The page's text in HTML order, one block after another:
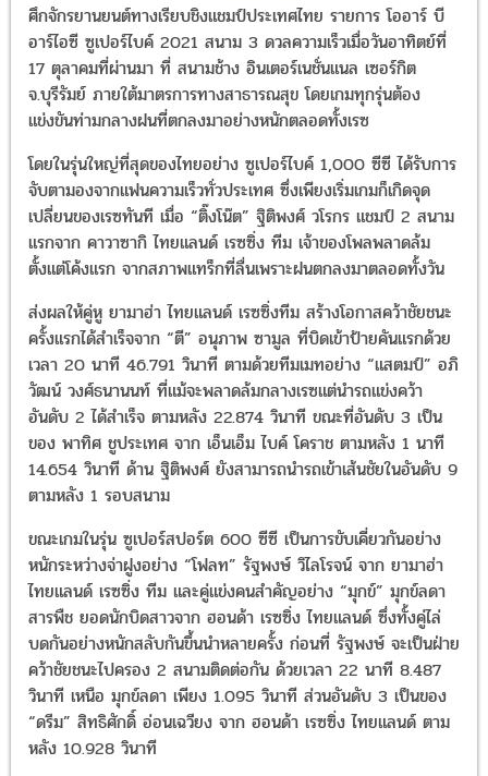
ศึกจักรยานยนต์ทางเรียบชิงแชมป์ประเทศไทย รายการ โออาร์ บี
อาร์ไอซี ซูเปอร์ไบค์ 2021 สนาม 3 ดวลความเร็วเมื่อวันอาทิตย์ที่
17 ตุลาคมที่ผ่านมา ที่ สนามช้าง อินเตอร์เนชั่นแนล เซอร์กิต
จ.บุรีรัมย์ ภายใต้มาตรการทางสาธารณสุข โดยเกมทุกรุ่นต้อง
แข่งขันท่ามกลางฝนที่ตกลงมาอย่างหนักตลอดทั้งเรซ
โดยในรุ่นใหญ่ที่สุดของไทยอย่าง ซูเปอร์ไบค์ 1,000 ซีซี ได้รับการ
จับตามองจากแฟนความเร็วทั่วประเทศ ซึ่งเพียงเริ่มเกมก็เกิดจุด
เปลี่ยนของเรซทันที เมื่อ “ติ๊งโน๊ต” ฐิติพงศ์ วโรกร แชมป์ 2 สนาม
แรกจาก คาวาซากิ ไทยแลนด์ เรซซิ่ง ทีม เจ้าของโพลพลาดล้ม
ตั้งแต่โค้งแรก จากสภาพแทร็กที่ลื่นเพราะฝนตกลงมาตลอดทั้งวัน
ส่งผลให้คู่หู ยามาฮ่า ไทยแลนด์ เรซซิ่งทีม สร้างโอกาสคว้าชัยชนะ
ครั้งแรกได้สำเร็จจาก “ตี” อนุภาพ ซามูล ที่บิดเข้าป้ายคันแรกด้วย
เวลา 20 นาที 46.791 วินาที ตามด้วยทีมเมทอย่าง “แสตมป์” อภิ
วัฒน์ วงศ์ธนานนท์ ที่แม้จะพลาดล้มกลางเรซแต่นำรถแข่งคว้า
อันดับ 2 ได้สำเร็จ ตามหลัง 22.874 วินาที ขณะที่อันดับ 3 เป็น
ของ พาทิศ ชูประเทศ จาก เอ็นเอ็ม ไบค์ โคราช ตามหลัง 1 นาที
14.654 วินาที ด้าน ฐิติพงศ์ ยังสามารถนำรถเข้าเส้นชัยในอันดับ 9
ตามหลัง 1 รอบสนาม
ขณะเกมในรุ่น ซูเปอร์สปอร์ต 600 ซีซี เป็นการขับเคี่ยวกันอย่าง
หนักระหว่างจ่าฝูงอย่าง “โฟลท” รัฐพงษ์ วิไลโรจน์ จาก ยามาฮ่า
ไทยแลนด์ เรซซิ่ง ทีม และคู่แข่งคนสำคัญอย่าง “มุกข์” มุกข์ลดา
สารพืช ยอดนักบิดสาวจาก ฮอนด้า เรซซิ่ง ไทยแลนด์ ซึ่งทั้งคู่ไล่
บดกันอย่างหนักสลับกันขึ้นนำหลายครั้ง ก่อนที่ รัฐพงษ์ จะเป็นฝ่าย
คว้าชัยชนะไปครอง 2 สนามติดต่อกัน ด้วยเวลา 22 นาที 8.487
วินาที เหนือ มุกข์ลดา เพียง 1.095 วินาที ส่วนอันดับ 3 เป็นของ
“ดรีม” สิทธิศักดิ์ อ่อนเฉวียง จาก ฮอนด้า เรซซิ่ง ไทยแลนด์ ตาม
หลัง 10.928 วินาที